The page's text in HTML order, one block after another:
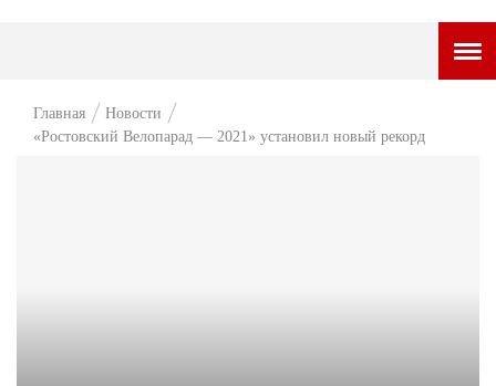
Главная
Новости
«Ростовский Велопарад — 2021» установил новый рекорд